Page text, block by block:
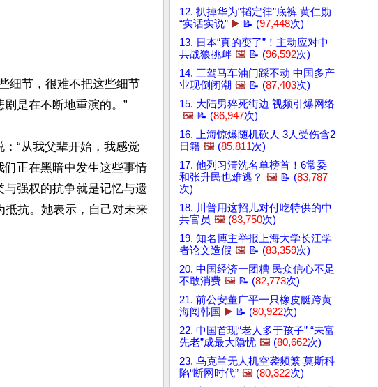
细节，很难不把这些细节
是在不断地重演的。”
“从我父辈开始，我感觉
正在黑暗中发生这些事情
强权的抗争就是记忆与遗
抵抗。她表示，自己对未来
12. 扒掉华为“韬定律”底裤 黄仁勋
“实话实说” ▶️ 📝 (97,448次)
13. 日本“真的变了”！主动应对中
共战狼挑衅 🖼️ 📝 (96,592次)
14. 三驾马车油门踩不动 中国多产
业现倒闭潮 🖼️ 📝 (87,403次)
15. 大陆男猝死街边 视频引爆网络
🖼️ 📝 (86,947次)
16. 上海惊爆随机砍人 3人受伤含2
日籍 🖼️ (85,811次)
17. 他列习清洗名单榜首！6常委
和张升民也难逃？ 🖼️ 📝 (83,787
次)
18. 川普用这招儿对付吃特供的中
共官员 🖼️ (83,750次)
19. 知名博主举报上海大学长江学
者论文造假 🖼️ 📝 (83,359次)
20. 中国经济一团糟 民众信心不足
不敢消费 🖼️ 📝 (82,773次)
21. 前公安董广平一只橡皮艇跨黄
海闯韩国 ▶️ 📝 (80,922次)
22. 中国首现“老人多于孩子” “未富
先老”成最大隐忧 🖼️ (80,662次)
23. 乌克兰无人机空袭频繁 莫斯科
陷“断网时代” 🖼️ (80,322次)